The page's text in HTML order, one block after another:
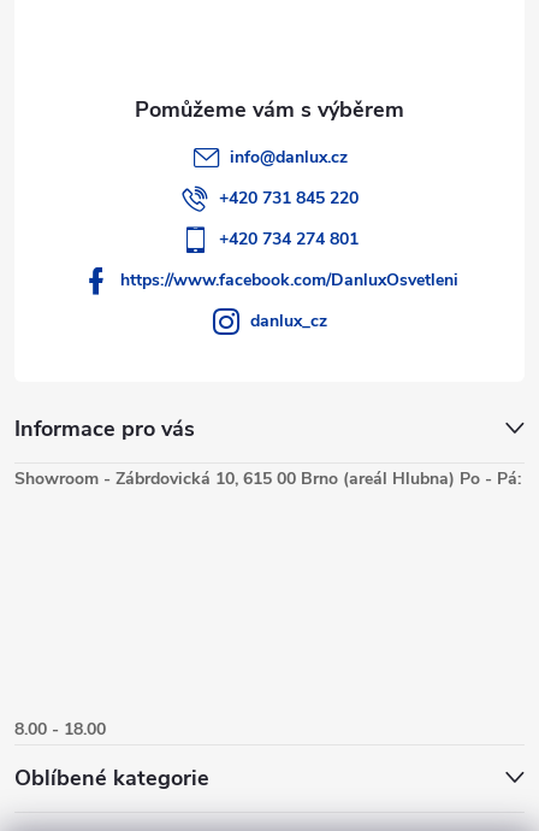
Informace pro vás
info@danlux.cz
+420 731 845 220
+420 734 274 801
https://www.facebook.com/DanluxOsvetleni
danlux_cz
Showroom - Zábrdovická 10, 615 00 Brno (areál Hlubna) Po - Pá:
8.00 - 18.00
Oblíbené kategorie